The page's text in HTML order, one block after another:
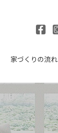
家づくりの流れ